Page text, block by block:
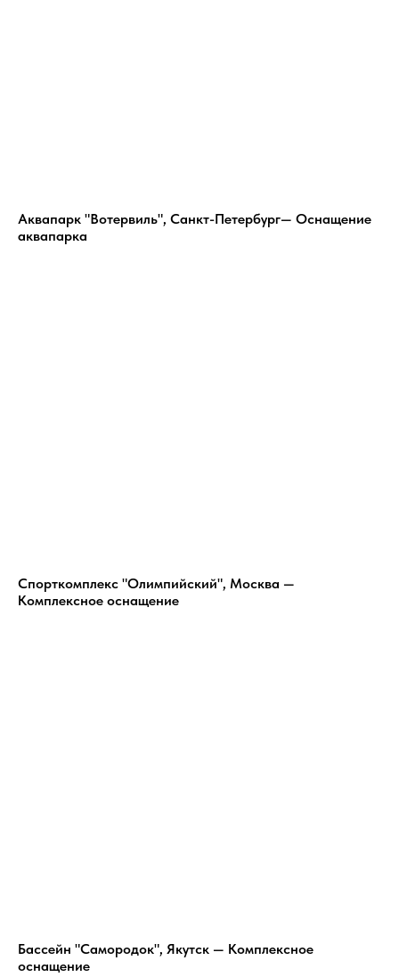
Аквапарк "Вотервиль", Санкт-Петербург— Оснащение
аквапарка
Спорткомплекс "Олимпийский", Москва —
Комплексное оснащение
Бассейн "Самородок", Якутск — Комплексное
оснащение